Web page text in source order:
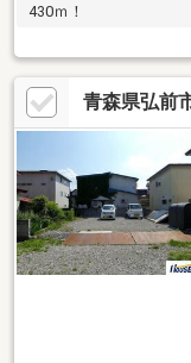
430ｍ！
青森県弘前